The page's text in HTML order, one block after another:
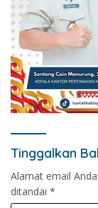
Tinggalkan
Alamat email
ditandai *